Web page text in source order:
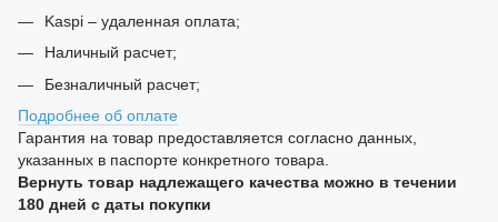
Kaspi – удаленная оплата;
Наличный расчет;
Безналичный расчет;
Подробнее об оплате
Гарантия на товар предоставляется согласно данных,
указанных в паспорте конкретного товара.
Вернуть товар надлежащего качества можно в течении
180 дней с даты покупки